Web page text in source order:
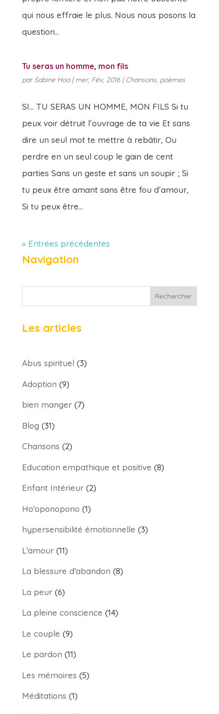
qui nous effraie le plus. Nous nous posons la
question...
Tu seras un homme, mon fils
parSabine Hoa|mer, Fév, 2016|Chansons, poèmes
SI… TU SERAS UN HOMME, MON FILS Si tu
peux voir détruit l’ouvrage de ta vie Et sans
dire un seul mot te mettre à rebâtir, Ou
perdre en un seul coup le gain de cent
parties Sans un geste et sans un soupir ; Si
tu peux être amant sans être fou d’amour,
Si tu peux être...
« Entrées précédentes
Navigation
Rechercher
Les articles
Abus spirituel (3)
Adoption (9)
bien manger(7)
Blog (31)
Chansons (2)
Education empathique et positive (8)
Enfant Intérieur(2)
Ho'oponopono (1)
hypersensibilité émotionnelle (3)
L'amour(11)
La blessure d'abandon (8)
La peur(6)
La pleine conscience (14)
Le couple (9)
Le pardon (11)
Les mémoires (5)
Méditations (1)